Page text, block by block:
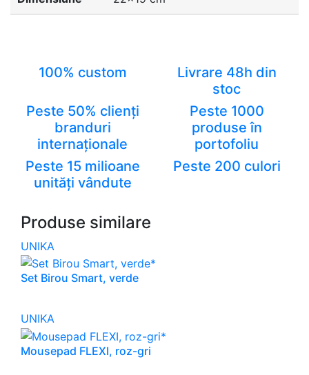
100% custom
Livrare 48h din
stoc
Peste 50% clienți
branduri
internaționale
Peste 1000
produse în
portofoliu
Peste 15 milioane
unități vândute
Peste 200 culori
Produse similare
UNIKA
Set Birou Smart, verde
UNIKA
Mousepad FLEXI, roz-gri